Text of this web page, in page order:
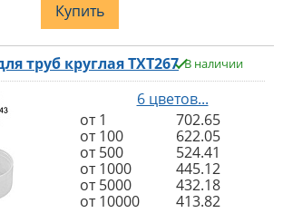
Купить
труб круглая TXT267 В наличии
6 цветов...
от 1
702.65
от 100
622.05
от 500
524.41
от 1000
445.12
от 5000
432.18
от 10000
413.82